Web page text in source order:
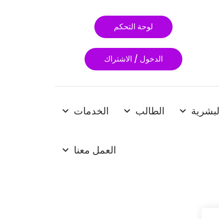
لوحة التحكم
الدخول / الاشتراك
الطالب الخدمات
العمل معنا